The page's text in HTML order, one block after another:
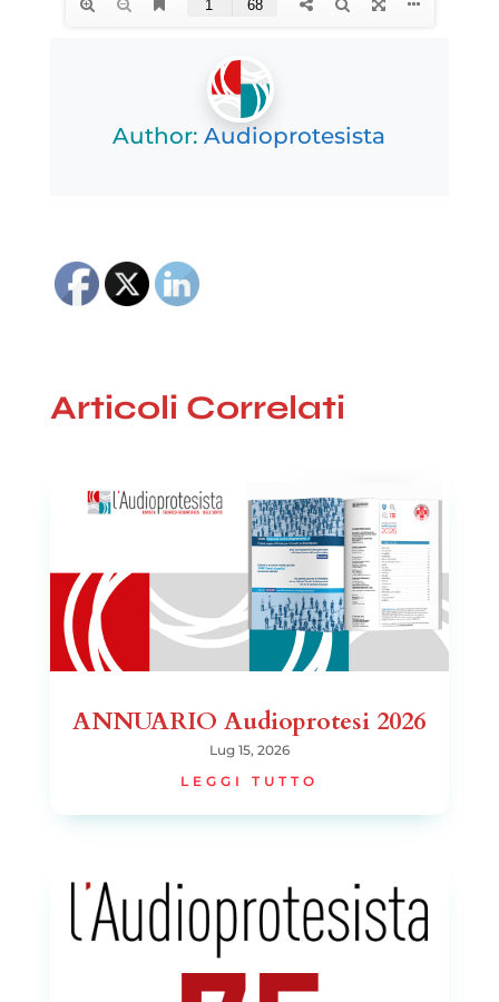
Author:Audioprotesista
Articoli Correlati
ANNUARIO Audioprotesi 2026
Lug 15, 2026
LEGGI TUTTO